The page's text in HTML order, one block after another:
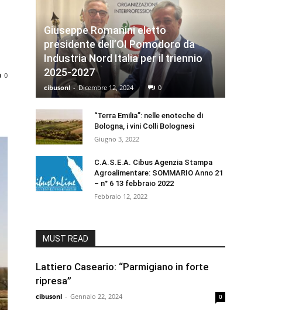
0
Giuseppe Romanini eletto
presidente dell’OI Pomodoro da
Industria Nord Italia per il triennio
2025-2027
cibusonl - Dicembre 12, 2024 0
“Terra Emilia”: nelle enoteche di
Bologna, i vini Colli Bolognesi
Giugno 3, 2022
C.A.S.E.A. Cibus Agenzia Stampa
Agroalimentare: SOMMARIO Anno 21
– n° 6 13 febbraio 2022
Febbraio 12, 2022
MUST READ
Lattiero Caseario: “Parmigiano in forte
ripresa”
cibusonl - Gennaio 22, 2024 0